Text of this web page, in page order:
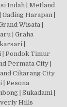
Indah | Metland
Harapan |
Wisata |
| Graha
|
| Pondok Timur
Permata City |
Cikarang City
| Pesona
| Sukadami |
Hills